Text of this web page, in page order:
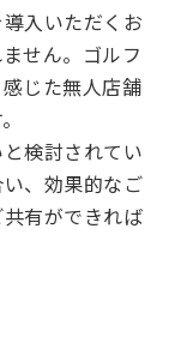
入いただくお
せん。ゴルフ
じた無人店舗
検討されてい
、効果的なご
有ができれば